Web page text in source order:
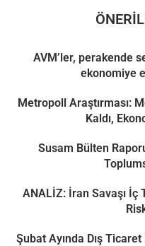
AVM’ler, perakende
ekonomiye
Metropoll Araştırması:
Kaldı,
Susam Bülten
ANALİZ: İran Savaşı İç
Şubat Ayında Dış